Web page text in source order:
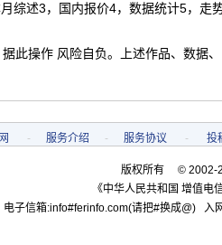
综述3，国内报价4，数据统计5，走
此操作 风险自负。上述作品、数据
- 服务介绍 - 服务协议 - 投
版权所有 © 2002-
《中华人民共和国 增值电
电子信箱:info#ferinfo.com(请把#换成@)